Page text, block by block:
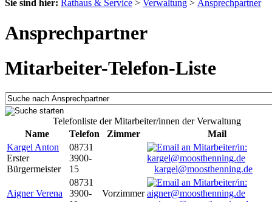
Sie sind hier: Rathaus & Service > Verwaltung > Ansprechpartner
Ansprechpartner
Mitarbeiter-Telefon-Liste
Telefonliste der Mitarbeiter/innen der Verwaltung
Name
Telefon Zimmer
Mail
Kargel Anton
Erster
Bürgermeister
08731
3900-
15
kargel@moosthenning.de
Aigner Verena
08731
3900-
Vorzimmer